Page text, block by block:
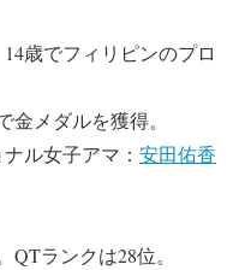
歳でフィリピンのプロ
金メダルを獲得。
ル女子アマ： 安田佑香
ランクは28位。